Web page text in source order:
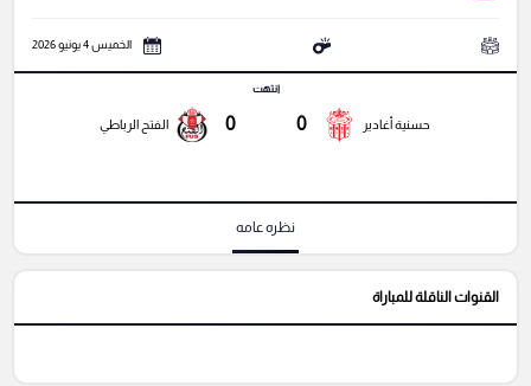
الخميس 4 يونيو 2026
حسنية أغادير 0
انتهت
0 الفتح الرباطي
نظره عامه
القنوات الناقلة للمباراة